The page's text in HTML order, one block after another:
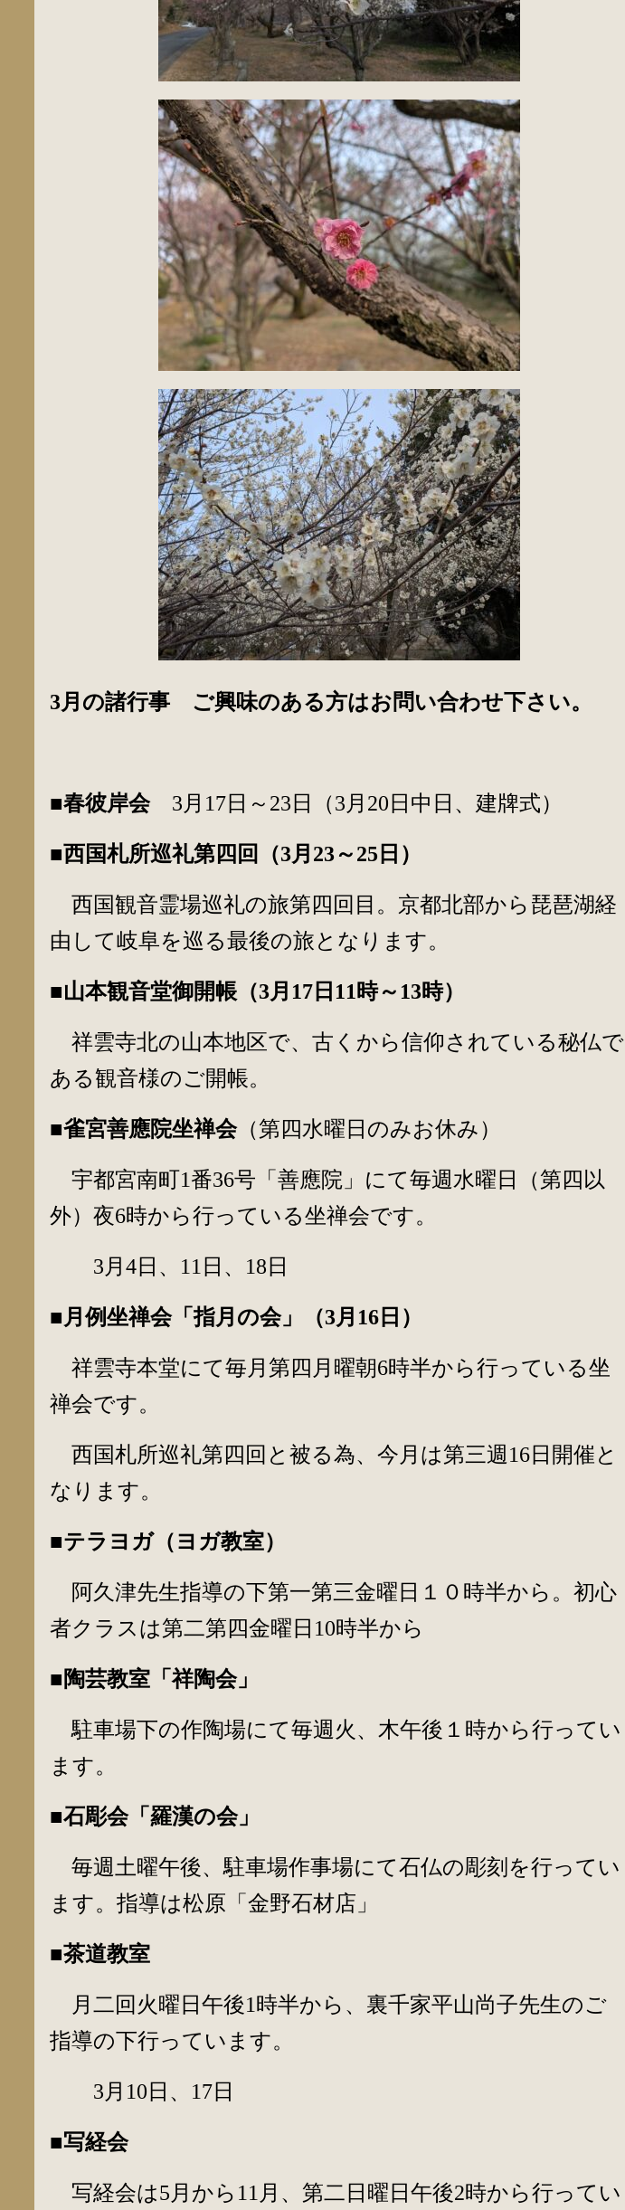
3月の諸行事 ご興味のある方はお問い合わせ下さい。
■春彼岸会 3月17日～23日（3月20日中日、建牌式）
■西国札所巡礼第四回（3月 23～25 日）
西国観音霊場巡礼の旅第四回目。京都北部から琵琶湖経
由して岐阜を巡る最後の旅となります。
■山本観音堂御開帳（3月 17 日 11 時～ 13時）
祥雲寺北の山本地区で、古くから信仰されている秘仏で
ある観音様のご開帳。
■雀宮善應院坐禅会（第四水曜日のみお休み）
宇都宮南町1番36号「善應院」にて毎週水曜日（第四以
外）夜6時から行っている坐禅会です。
3月4日、11日、18日
■月例坐禅会「指月の会」（3月 16 日）
祥雲寺本堂にて毎月第四月曜朝6時半から行っている坐
禅会です。
西国札所巡礼第四回と被る為、今月は第三週16日開催と
なります。
■テラヨガ（ヨガ教室）
阿久津先生指導の下第一第三金曜日１０時半から。初心
者クラスは第二第四金曜日10時半から
■陶芸教室「祥陶会」
駐車場下の作陶場にて毎週火、木午後１時から行ってい
ます。
■石彫会「羅漢の会」
毎週土曜午後、駐車場作事場にて石仏の彫刻を行ってい
ます。指導は松原「金野石材店」
■茶道教室
月二回火曜日午後1時半から、裏千家平山尚子先生のご
指導の下行っています。
3月10日、17日
■写経会
写経会は5月から11月、第二日曜日午後2時から行ってい